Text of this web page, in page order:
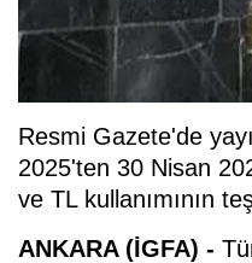
Resmi Gazete'de
2025'ten 30 Nisan
ve TL kullanımının
ANKARA (İGFA) -